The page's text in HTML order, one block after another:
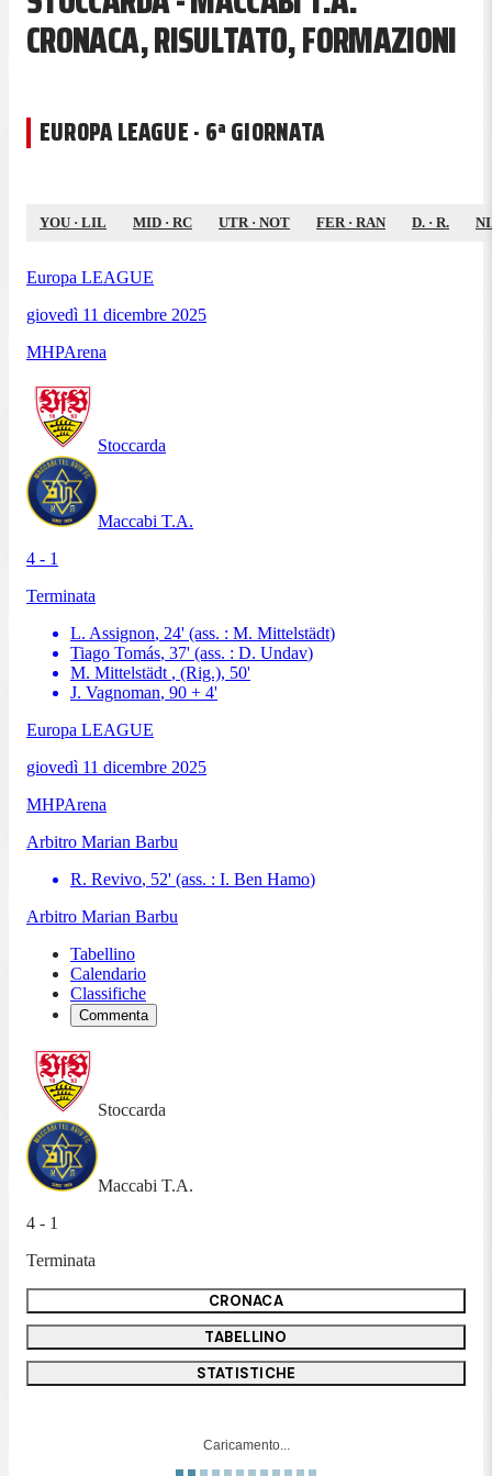
CRONACA, RISULTATO, FORMAZIONI
EUROPA LEAGUE · 6ª GIORNATA
YOU · LIL MID · RC UTR· NOT FER· RAN D. · R.
Europa LEAGUE
giovedì 11 dicembre 2025
MHPArena
Stoccarda
Maccabi T.A.
4 - 1
Terminata
L. Assignon, 24' (ass. : M. Mittelstädt)
Tiago Tomás, 37' (ass. : D. Undav)
M. Mittelstädt , (Rig.), 50'
J. Vagnoman, 90 + 4'
Europa LEAGUE
giovedì 11 dicembre 2025
MHPArena
Arbitro Marian Barbu
R. Revivo, 52' (ass. : I. Ben Hamo)
Arbitro Marian Barbu
Tabellino
Calendario
Classifiche
Commenta
Stoccarda
Maccabi T.A.
4 - 1
Terminata
CRONACA
TABELLINO
STATISTICHE
Caricamento...